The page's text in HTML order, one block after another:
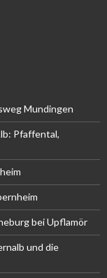
Mundingen
Pfaffental,
bei Upflamör
und die